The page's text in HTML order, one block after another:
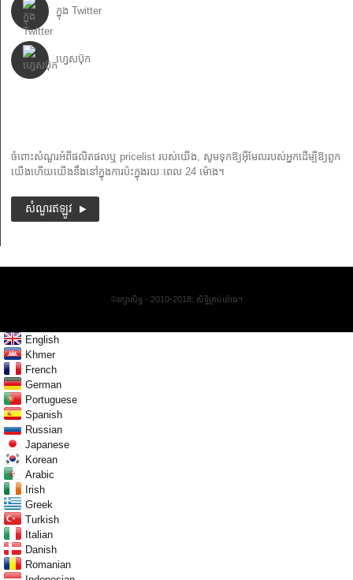
ក្នុង Twitter
ហ្វេសប៊ុក
ចំពោះសំណួរអំពីផលិតផលឬ pricelist របស់យើង, សូមទុកឱ្យអ៊ីមែលរបស់អ្នកដើម្បីឱ្យពួក
យើងហើយយើងនឹងនៅក្នុងការប៉ះក្នុងរយៈពេល 24 ម៉ោង។
សំណួរឥឡូវ
©រក្សាសិទ្ធ - 2010-2018: សិទ្ធិគ្រប់យ៉ាង។
English
Khmer
French
German
Portuguese
Spanish
Russian
Japanese
Korean
Arabic
Irish
Greek
Turkish
Italian
Danish
Romanian